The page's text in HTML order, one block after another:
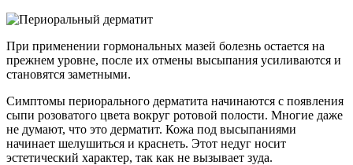
При применении гормональных мазей болезнь остается на
прежнем уровне, после их отмены высыпания усиливаются и
становятся заметными.
Симптомы периорального дерматита начинаются с появления
сыпи розоватого цвета вокруг ротовой полости. Многие даже
не думают, что это дерматит. Кожа под высыпаниями
начинает шелушиться и краснеть. Этот недуг носит
эстетический характер, так как не вызывает зуда.